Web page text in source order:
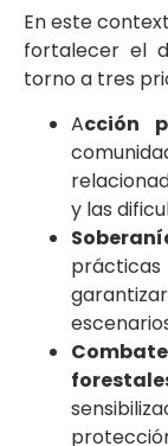
En este
fortalecer el
torno a tres
Acción
y las